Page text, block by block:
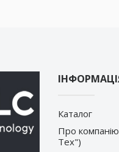
Каталог
Про
Тех")